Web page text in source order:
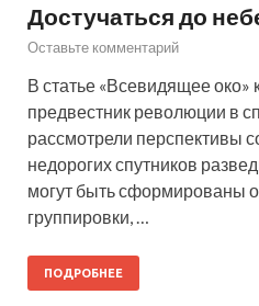
Достучаться до
Оставьте комментарий
В статье «Всевидящее око»
предвестник революции в
рассмотрели перспективы
недорогих спутников
могут быть сформированы
группировки, …
ПОДРОБНЕЕ